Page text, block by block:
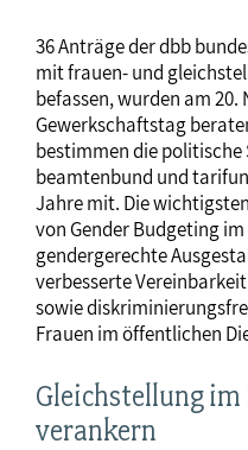
36 Anträge der dbb
mit frauen- und
befassen, wurden am 20.
Gewerkschaftstag
bestimmen die
beamtenbund und
Jahre mit. Die
von Gender Budgeting
gendergerechte
verbesserte
sowie
Frauen im öffentlichen
Gleichstellung
verankern